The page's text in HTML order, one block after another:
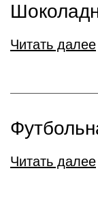
Читать далее
Читать далее